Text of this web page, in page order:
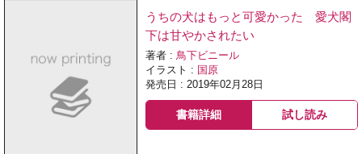
うちの犬はもっと可愛かった 愛犬閣
下は甘やかされたい
著者 :鳥下ビニール
イラスト : 国原
発売日 : 2019年02月28日
書籍詳細 試し読み